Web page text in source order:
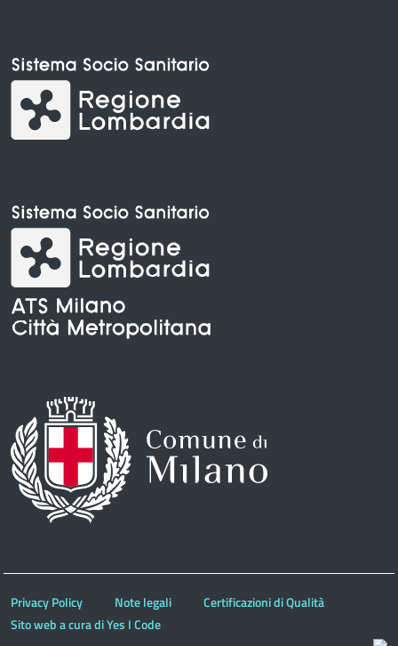
Privacy Policy Note legali
Certificazioni di Qualità
Sito web a cura di Yes I Code